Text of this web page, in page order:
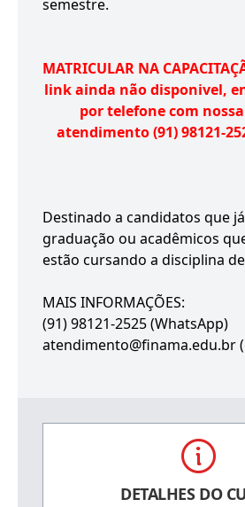
semestre.
MATRICULAR NA
link ainda não disponivel,
por telefone com
atendimento (91) 98121-
Destinado a candidatos que
graduação ou acadêmicos
estão cursando a disciplina
MAIS INFORMAÇÕES:
(91) 98121-2525 (WhatsApp)
atendimento@finama.edu.br
DETALHES DO